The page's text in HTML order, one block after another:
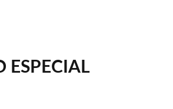
ESPECIAL